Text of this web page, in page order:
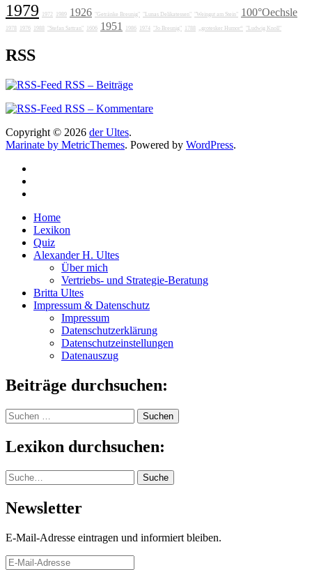
1979
1972 1989 1926 "Getränke Breunig" "Lunas Delikatessen" "Weingut am Stein" 100°Oechsle
1978 1976 1988 "Stefan Sattran" 1606 1951 1986 1974 "Jo Breunig" 1788 „grotesker Humor“ "Ludwig Knoll"
RSS
RSS – Beiträge
RSS – Kommentare
Copyright © 2026 der Ultes.
Marinate by MetricThemes. Powered by WordPress.
Home
Lexikon
Quiz
Alexander H. Ultes
Über mich
Vertriebs- und Strategie-Beratung
Britta Ultes
Impressum & Datenschutz
Impressum
Datenschutzerklärung
Datenschutzeinstellungen
Datenauszug
Beiträge durchsuchen:
Suchen
nach:
Lexikon durchsuchen:
Suche Suche
Newsletter
E-Mail-Adresse eintragen und informiert bleiben.
E-